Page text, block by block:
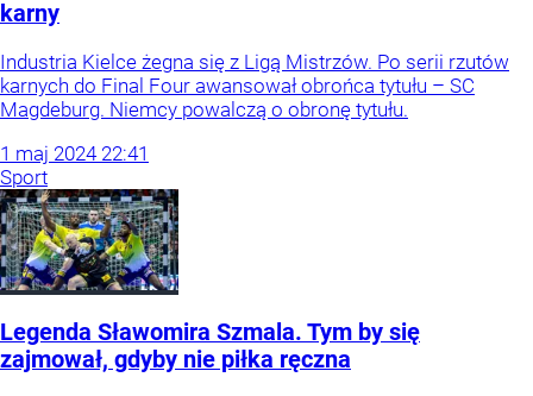
karny
Industria Kielce żegna się z Ligą Mistrzów. Po serii rzutów
karnych do Final Four awansował obrońca tytułu – SC
Magdeburg. Niemcy powalczą o obronę tytułu.
1 maj 2024 22:41
Sport
Legenda Sławomira Szmala. Tym by się
zajmował, gdyby nie piłka ręczna